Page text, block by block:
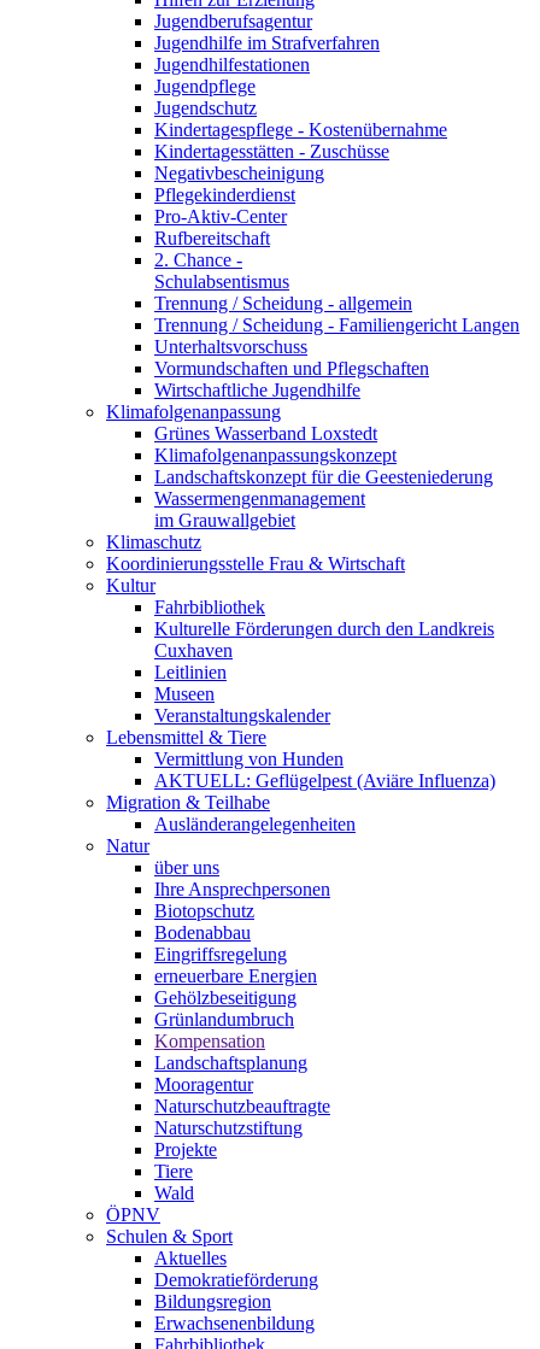
Jugendberufsagentur
Jugendhilfe im Strafverfahren
Jugendhilfestationen
Jugendpflege
Jugendschutz
Kindertagespflege - Kostenübernahme
Kindertagesstätten - Zuschüsse
Negativbescheinigung
Pflegekinderdienst
Pro-Aktiv-Center
Rufbereitschaft
2. Chance -
Schulabsentismus
Trennung / Scheidung - allgemein
Trennung / Scheidung - Familiengericht Langen
Unterhaltsvorschuss
Vormundschaften und Pflegschaften
Wirtschaftliche Jugendhilfe
Klimafolgenanpassung
Grünes Wasserband Loxstedt
Klimafolgenanpassungskonzept
Landschaftskonzept für die Geesteniederung
Wassermengenmanagement
im Grauwallgebiet
Klimaschutz
Koordinierungsstelle Frau & Wirtschaft
Kultur
Fahrbibliothek
Kulturelle Förderungen durch den Landkreis
Cuxhaven
Leitlinien
Museen
Veranstaltungskalender
Lebensmittel & Tiere
Vermittlung von Hunden
AKTUELL: Geflügelpest (Aviäre Influenza)
Migration & Teilhabe
Ausländerangelegenheiten
Natur
über uns
Ihre Ansprechpersonen
Biotopschutz
Bodenabbau
Eingriffsregelung
erneuerbare Energien
Gehölzbeseitigung
Grünlandumbruch
Kompensation
Landschaftsplanung
Mooragentur
Naturschutzbeauftragte
Naturschutzstiftung
Projekte
Tiere
Wald
ÖPNV
Schulen & Sport
Aktuelles
Demokratieförderung
Bildungsregion
Erwachsenenbildung
Fahrbibliothek